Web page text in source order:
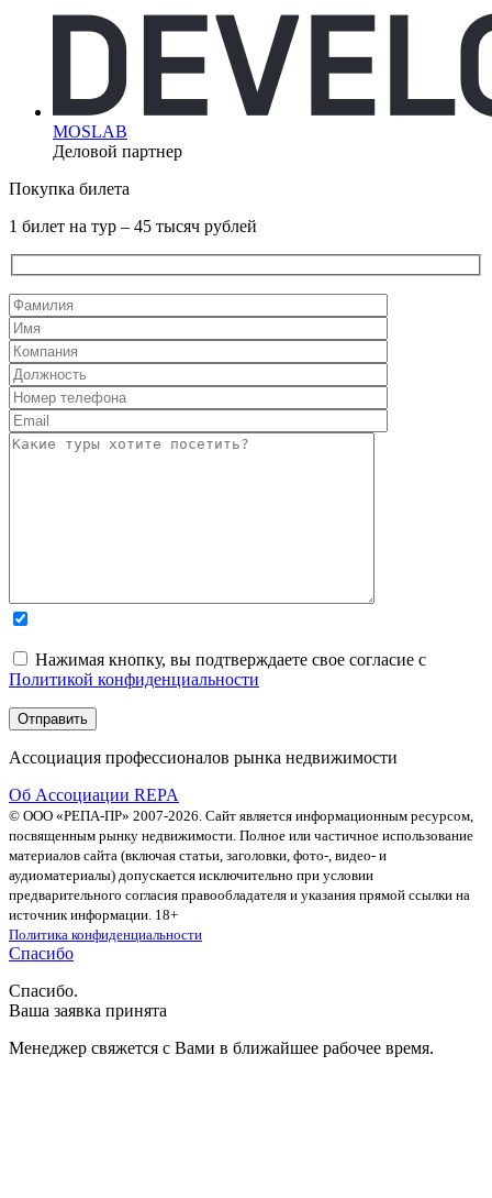
MOSLAB
Деловой партнер
Покупка билета
1 билет на тур – 45 тысяч рублей
Нажимая кнопку, вы подтверждаете свое согласие с
Политикой конфиденциальности
Ассоциация профессионалов рынка недвижимости
Об Ассоциации REPA
© ООО «РЕПА-ПР» 2007-2026. Сайт является информационным ресурсом,
посвященным рынку недвижимости. Полное или частичное использование
материалов сайта (включая статьи, заголовки, фото-, видео- и
аудиоматериалы) допускается исключительно при условии
предварительного согласия правообладателя и указания прямой ссылки на
источник информации. 18+
Политика конфиденциальности
Спасибо
Спасибо.
Ваша заявка принята
Менеджер свяжется с Вами в ближайшее рабочее время.